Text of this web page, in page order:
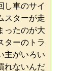
し車のサイ
スターが走
ったのが大
ターのトラ
主がいろい
れないんだ